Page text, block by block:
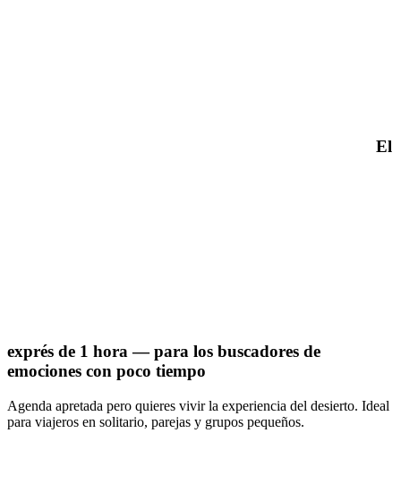
El
exprés de 1 hora — para los buscadores de
emociones con poco tiempo
Agenda apretada pero quieres vivir la experiencia del desierto. Ideal
para viajeros en solitario, parejas y grupos pequeños.